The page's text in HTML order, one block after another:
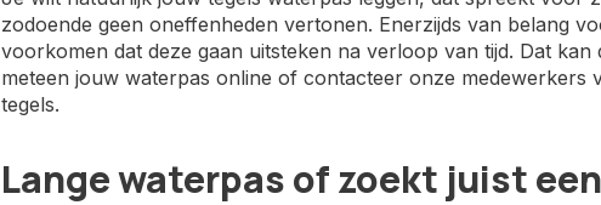
zodoende geen oneffenheden vertonen. Enerzijds van belang
voorkomen dat deze gaan uitsteken na verloop van tijd. Dat
meteen jouw waterpas online of contacteer onze
tegels.
Lange waterpas of zoekt juist